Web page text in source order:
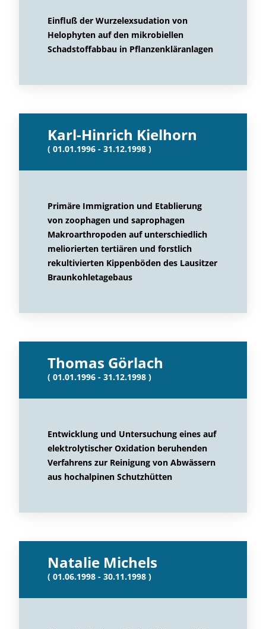
Einfluß der Wurzelexsudation von
Helophyten auf den mikrobiellen
Schadstoffabbau in Pflanzenkläranlagen
Karl-Hinrich Kielhorn
( 01.01.1996 - 31.12.1998 )
Primäre Immigration und Etablierung
von zoophagen und saprophagen
Makroarthropoden auf unterschiedlich
meliorierten tertiären und forstlich
rekultivierten Kippenböden des Lausitzer
Braunkohletagebaus
Thomas Görlach
( 01.01.1996 - 31.12.1998 )
Entwicklung und Untersuchung eines auf
elektrolytischer Oxidation beruhenden
Verfahrens zur Reinigung von Abwässern
aus hochalpinen Schutzhütten
Natalie Michels
( 01.06.1998 - 30.11.1998 )